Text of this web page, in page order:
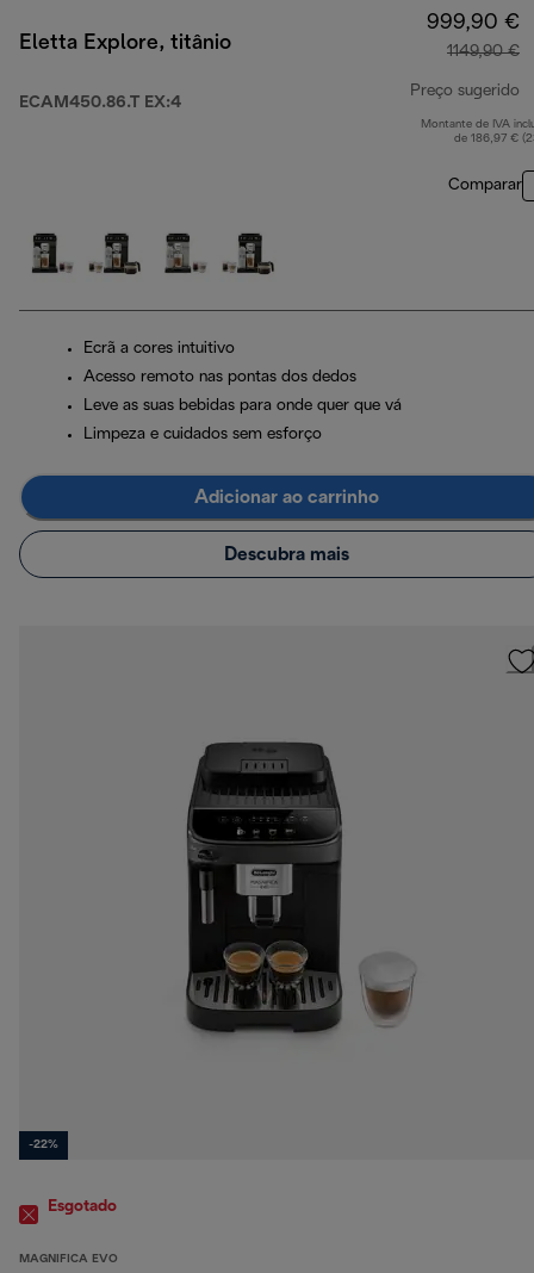
Eletta Explore, titânio
ECAM450.86.T EX:4
999,90 €
1149,90 €
Preço sugerido
Montante de IVA
de 186,97 €
Comparar
Ecrã a cores intuitivo
Acesso remoto nas pontas dos dedos
Leve as suas bebidas para onde quer que vá
Limpeza e cuidados sem esforço
Adicionar ao carrinho
Descubra mais
-22%
Esgotado
MAGNIFICA EVO